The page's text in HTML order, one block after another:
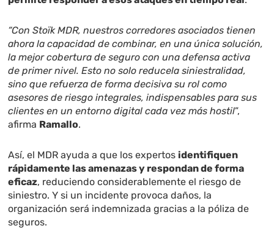
“Con Stoïk MDR, nuestros corredores asociados tienen
ahora la capacidad de combinar, en una única solución,
la mejor cobertura de seguro con una defensa activa
de primer nivel. Esto no solo reducela siniestralidad,
sino que refuerza de forma decisiva su rol como
asesores de riesgo integrales, indispensables para sus
clientes en un entorno digital cada vez más hostil”,
afirma Ramallo.
Así, el MDR ayuda a que los expertos identifiquen
rápidamente las amenazas y respondan de forma
eficaz, reduciendo considerablemente el riesgo de
siniestro. Y si un incidente provoca daños, la
organización será indemnizada gracias a la póliza de
seguros.